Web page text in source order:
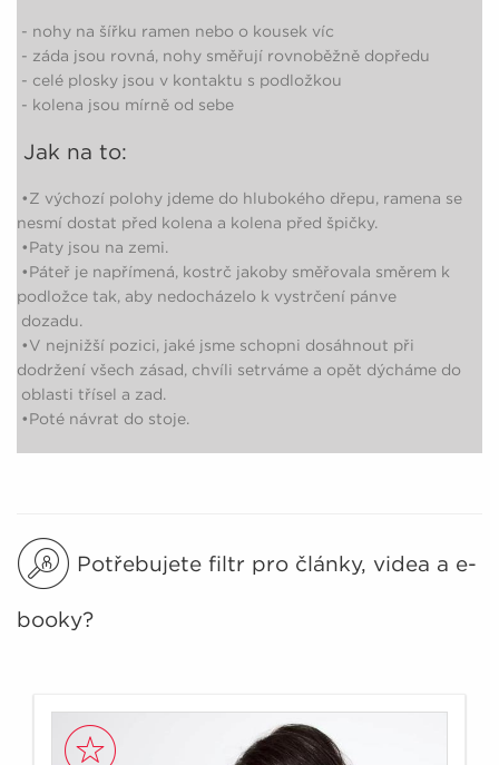
- nohy na šířku ramen nebo o kousek víc
- záda jsou rovná, nohy směřují rovnoběžně dopředu
- celé plosky jsou v kontaktu s podložkou
- kolena jsou mírně od sebe
Jak na to:
•Z výchozí polohy jdeme do hlubokého dřepu, ramena se
nesmí dostat před kolena a kolena před špičky.
•Paty jsou na zemi.
•Páteř je napřímená, kostrč jakoby směřovala směrem k
podložce tak, aby nedocházelo k vystrčení pánve
dozadu.
•V nejnižší pozici, jaké jsme schopni dosáhnout při
dodržení všech zásad, chvíli setrváme a opět dýcháme do
oblasti třísel a zad.
•Poté návrat do stoje.
Potřebujete filtr pro články, videa a e-
booky?